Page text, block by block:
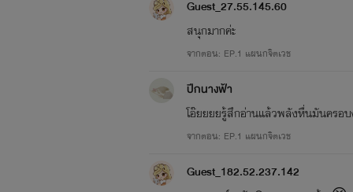
Guest_27.55.145.60
สนุกมากค่ะ
จากตอน: EP.1 แผนกจิตเวช
ปีกนางฟ้า
โอ๊ยยยยรู้สึกอ่านแล้วพลังหื่นมันครอบ
จากตอน: EP.1 แผนกจิตเวช
Guest_182.52.237.142